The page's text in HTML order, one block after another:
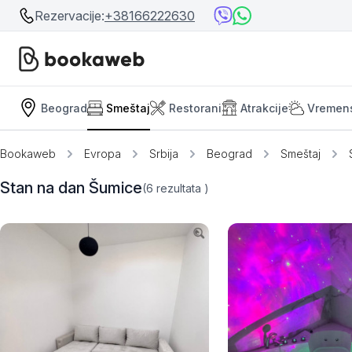
Rezervacije:+38166222630
Srbija
Bosna i Hercegovina
Crna Gora
Srbija
Niš
Srebrno jezero
Prolom Banja
Užice
Beograd Smeštaj Restorani Atrakcije
Bookaweb Evropa Srbija Beograd Smeštaj
Stan na dan Šumice(6 rezultata )